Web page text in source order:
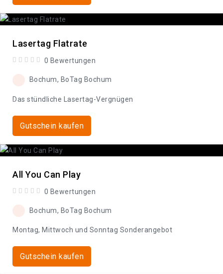
Lasertag Flatrate
0 Bewertungen
Bochum, BoTag Bochum
Das stündliche Lasertag-Vergnügen
Gutschein kaufen
All You Can Play
0 Bewertungen
Bochum, BoTag Bochum
Montag, Mittwoch und Sonntag Sonderangebot
Gutschein kaufen